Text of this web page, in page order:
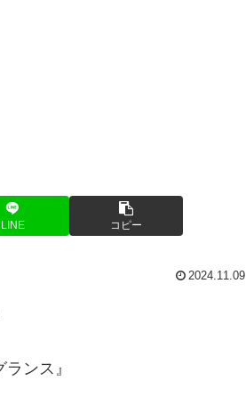
LINE コピー
2024.11.09
ンス』